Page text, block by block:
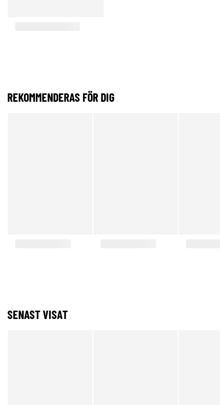
REKOMMENDERAS FÖR DIG
SENAST VISAT